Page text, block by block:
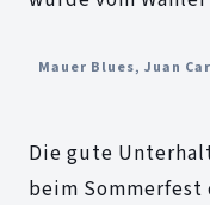
Mauer Blues, Juan
Die gute
beim